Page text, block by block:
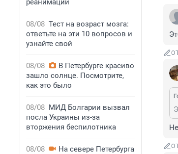
реанимации
08/08 Тест на возраст мозга:
ответьте на эти 10 вопросов и
узнайте свой
08/08
В Петербурге красиво
зашло солнце. Посмотрите,
как это было
08/08 МИД Болгарии вызвал
посла Украины из-за
вторжения беспилотника
08/08
На севере Петербурга